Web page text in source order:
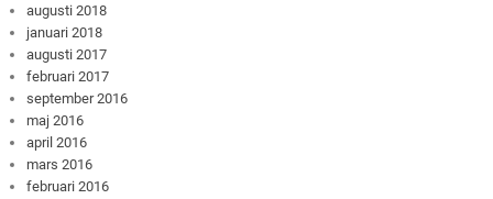
augusti 2018
januari 2018
augusti 2017
februari 2017
september 2016
maj 2016
april 2016
mars 2016
februari 2016